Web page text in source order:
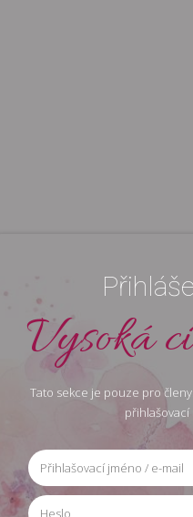
Vysoká
Tato sekce je pouze pro
přihlašovací